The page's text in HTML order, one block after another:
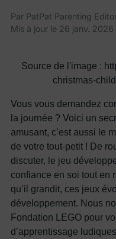
Par PatPat Parenting
Mis à jour le 26 janv. 2026
Source de l'image :
christmas-
Vous vous demandez
la journée ? Voici un
amusant, c’est aussi le
de votre tout-petit ! De
discuter, le jeu
confiance en soi tout en
qu’il grandit, ces jeux
développement. Nous
Fondation LEGO pour
d’apprentissage